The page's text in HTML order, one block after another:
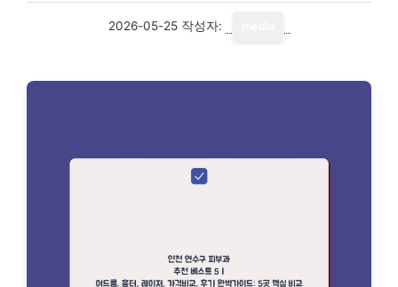
2026-05-25 작성자: